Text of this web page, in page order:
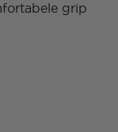
grip